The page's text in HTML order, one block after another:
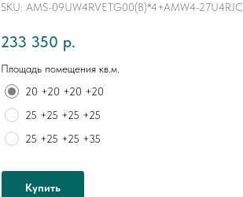
SKU: AMS-09UW4RVETG00(B)*4+AMW4-27U4RJC
233 350 р.
Площадь помещения кв.м.
20 +20 +20 +20
25 +25 +25 +25
25 +25 +25 +35
Купить